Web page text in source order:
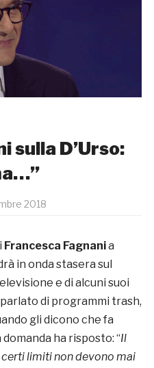
sulla D’Urso:
2018
Francesca Fagnania
in onda stasera sul
e di alcuni suoi
di programmi trash,
gli dicono che fa
ha risposto: “Il
limiti non devono mai